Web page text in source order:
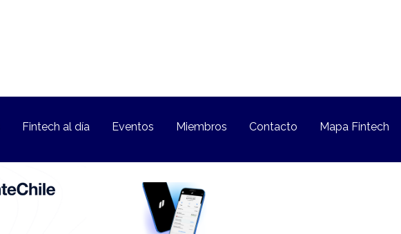
Fintech al día Eventos Miembros Contacto Mapa Fintech